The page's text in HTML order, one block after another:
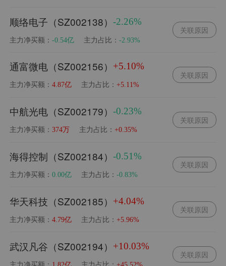
顺络电子（SZ002138）-2.26%
主力净买额：-0.54亿 主力占比：-2.93%
关联原因
通富微电（SZ002156） +5.10%
主力净买额：4.87亿 主力占比：+5.11%
关联原因
中航光电（SZ002179）-0.23%
主力净买额：374万 主力占比：+0.35%
关联原因
海得控制（SZ002184）-0.51%
主力净买额：0.00亿 主力占比：-0.83%
关联原因
华天科技（SZ002185） +4.04%
主力净买额：4.79亿 主力占比：+5.96%
关联原因
武汉凡谷（SZ002194） +10.03%
主力净买额： 1.82亿 主力占比：+45.52%
关联原因